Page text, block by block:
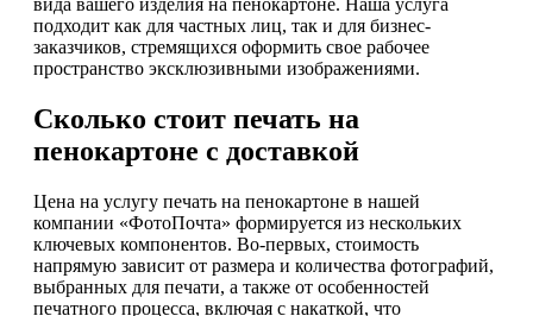
вида вашего изделия на пенокартоне. Наша услуга
подходит как для частных лиц, так и для бизнес-
заказчиков, стремящихся оформить свое рабочее
пространство эксклюзивными изображениями.
Сколько стоит печать на
пенокартоне с доставкой
Цена на услугу печать на пенокартоне в нашей
компании «ФотоПочта» формируется из нескольких
ключевых компонентов. Во-первых, стоимость
напрямую зависит от размера и количества фотографий,
выбранных для печати, а также от особенностей
печатного процесса, включая с накаткой, что